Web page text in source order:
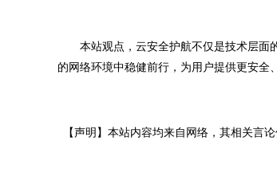
本站观点，云安全护航不仅是技术层面的
的网络环境中稳健前行，为用户提供更安全
【声明】本站内容均来自网络，其相关言